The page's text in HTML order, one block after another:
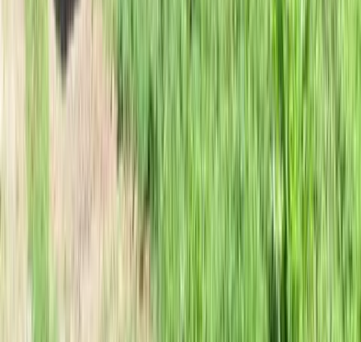
Certificato di Agibilità: Cos'è, Quando Serve e Cosa Succede Se
1 luglio 2026